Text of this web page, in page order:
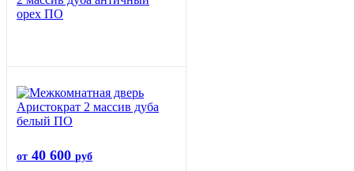
орех ПО
от 40 600 руб